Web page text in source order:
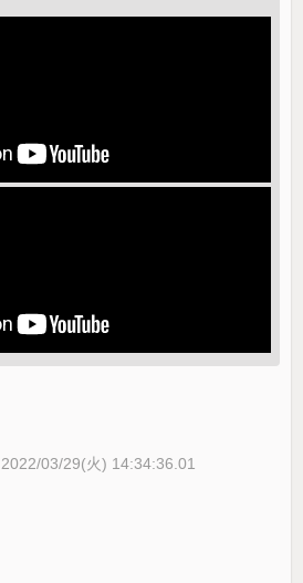
2022/03/29(火) 14:34:36.01